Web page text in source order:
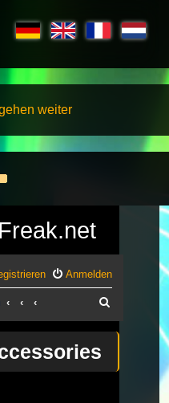
weiter
Anmelden